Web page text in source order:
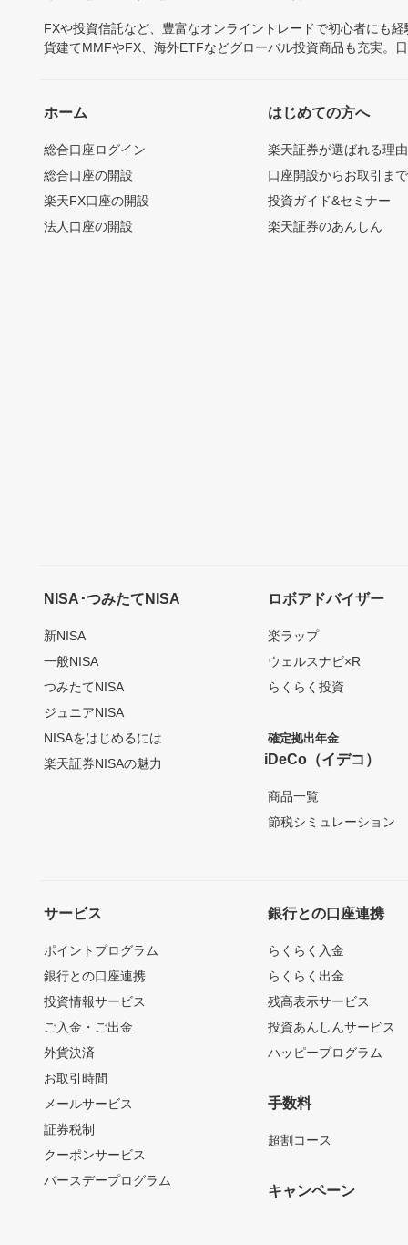
FXや投資信託など、豊富なオンライントレードで初心者にも
貨建てMMFやFX、海外ETFなどグローバル投資商品も充実。
ホーム
総合口座ログイン
総合口座の開設
楽天FX口座の開設
法人口座の開設
はじめての方へ
楽天証券が選ばれる理由
口座開設からお取引ま
投資ガイド&セミナー
楽天証券のあんしん
NISA･つみたてNISA
新NISA
一般NISA
つみたてNISA
ジュニアNISA
NISAをはじめるには
楽天証券NISAの魅力
ロボアドバイザー
楽ラップ
ウェルスナビ×R
らくらく投資
確定拠出年金
iDeCo（イデコ）
商品一覧
節税シミュレーション
サービス
ポイントプログラム
銀行との口座連携
投資情報サービス
ご入金・ご出金
外貨決済
お取引時間
メールサービス
証券税制
クーポンサービス
バースデープログラム
銀行との口座連携
らくらく入金
らくらく出金
残高表示サービス
投資あんしんサービス
ハッピープログラム
手数料
超割コース
キャンペーン